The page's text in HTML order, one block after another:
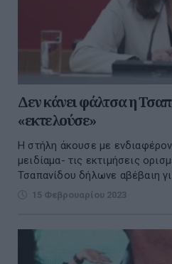
Δεν κάνει φάλτσα η
«εκτελούσε»
Η στήλη άκουσε με
μειδίαμα- τις εκτιμήσεις
Τσαπανίδου δήλωνε αβέβαιη
15 Φεβρουαρίου 2023